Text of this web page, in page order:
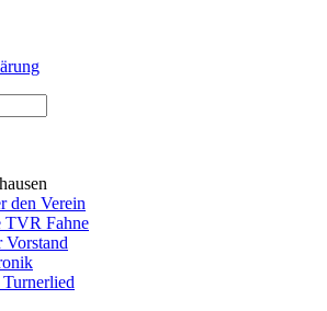
den Verein
TVR Fahne
Vorstand
Turnerlied